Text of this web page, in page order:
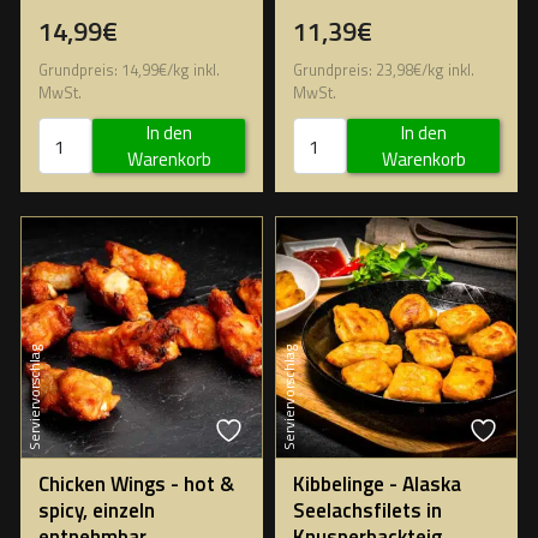
14,99€
Grundpreis: 14,99€/kg inkl.
MwSt.
In den
Warenkorb
11,39€
Grundpreis: 23,98€/kg inkl.
MwSt.
In den
Warenkorb
Serviervorschlag
Chicken Wings - hot &
spicy, einzeln
Serviervorschlag
Kibbelinge - Alaska
Seelachsfilets in